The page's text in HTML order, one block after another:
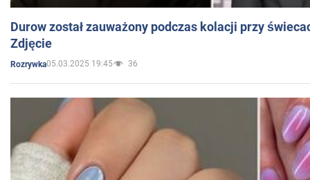
Durow został zauważony podczas kolacji przy
Zdjęcie
Rozrywka05.03.2025 19:45 36